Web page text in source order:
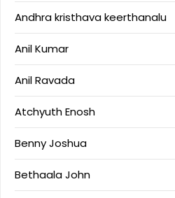
Andhra kristhava keerthanalu
Anil Kumar
Anil Ravada
Atchyuth Enosh
Benny Joshua
Bethaala John